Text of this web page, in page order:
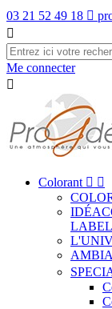
03 21 52 49 18 

Me connecter

Colorant  
LABEL